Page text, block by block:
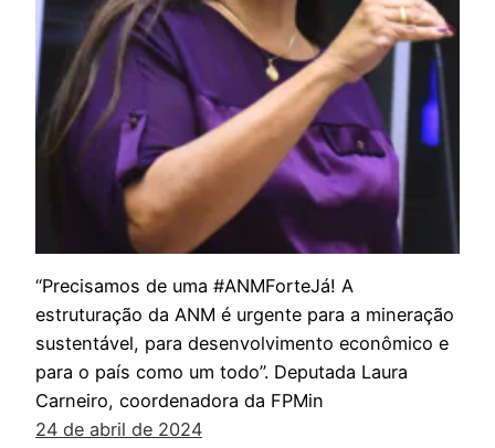
“Precisamos de uma #ANMForteJá! A
estruturação da ANM é urgente para a mineração
sustentável, para desenvolvimento econômico e
para o país como um todo”. Deputada Laura
Carneiro, coordenadora da FPMin
24 de abril de 2024